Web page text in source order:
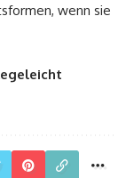
wenn sie